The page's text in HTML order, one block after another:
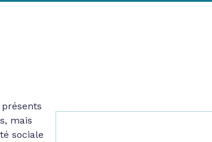
mais
sociale